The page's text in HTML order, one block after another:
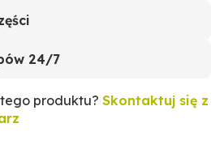
24/7
produktu? Skontaktuj się z